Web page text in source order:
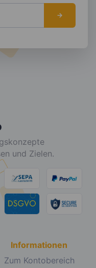
und Zielen.
Informationen
Zum Kontobereich